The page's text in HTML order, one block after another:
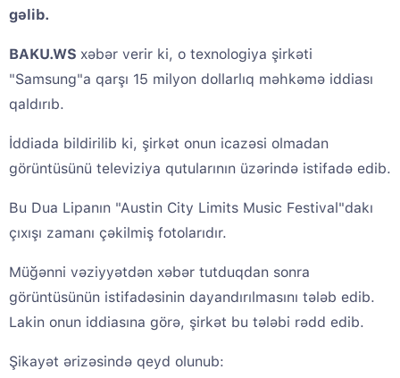
gəlib.
BAKU.WS xəbər verir ki, o texnologiya şirkəti
"Samsung"a qarşı 15 milyon dollarlıq məhkəmə iddiası
qaldırıb.
İddiada bildirilib ki, şirkət onun icazəsi olmadan
görüntüsünü televiziya qutularının üzərində istifadə edib.
Bu Dua Lipanın "Austin City Limits Music Festival"dakı
çıxışı zamanı çəkilmiş fotolarıdır.
Müğənni vəziyyətdən xəbər tutduqdan sonra
görüntüsünün istifadəsinin dayandırılmasını tələb edib.
Lakin onun iddiasına görə, şirkət bu tələbi rədd edib.
Şikayət ərizəsində qeyd olunub: